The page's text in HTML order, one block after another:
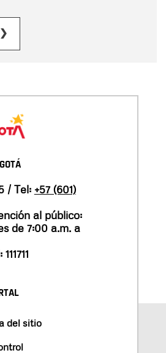
/ Tel: +57 (601)
al público:
de 7:00 a.m. a
del sitio